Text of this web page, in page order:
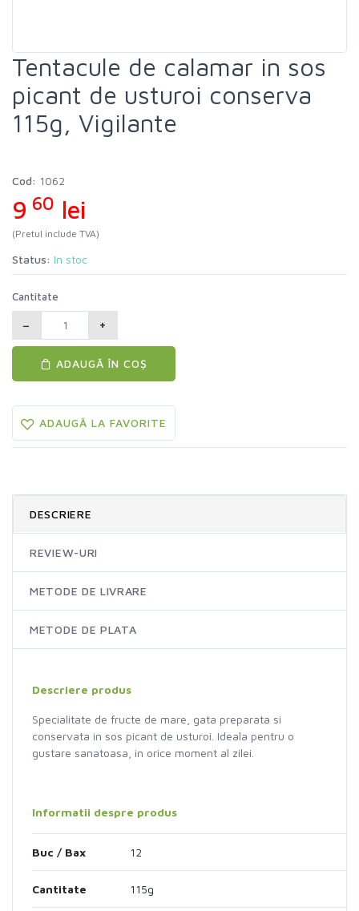
Tentacule de calamar in sos
picant de usturoi conserva
115g, Vigilante
Cod: 1062
9 60 lei
(Pretul include TVA)
Status: In stoc
Cantitate
− +
ADAUGĂ ÎN COȘ
ADAUGĂ LA FAVORITE
DESCRIERE
REVIEW-URI
METODE DE LIVRARE
METODE DE PLATA
Descriere produs
Specialitate de fructe de mare, gata preparata si
conservata in sos picant de usturoi. Ideala pentru o
gustare sanatoasa, in orice moment al zilei.
Informatii despre produs
Buc / Bax 12
Cantitate 115g